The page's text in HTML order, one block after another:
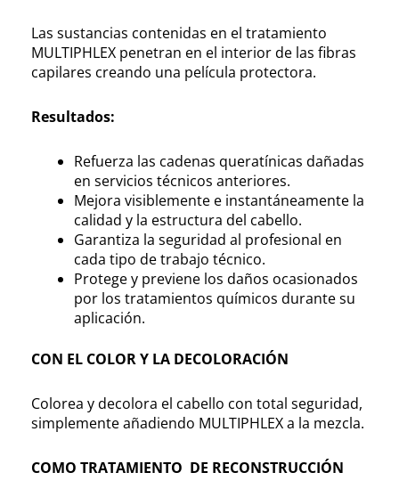
Las sustancias contenidas en el tratamiento
MULTIPHLEX penetran en el interior de las fibras
capilares creando una película protectora.
Resultados:
Refuerza las cadenas queratínicas dañadas
en servicios técnicos anteriores.
Mejora visiblemente e instantáneamente la
calidad y la estructura del cabello.
Garantiza la seguridad al profesional en
cada tipo de trabajo técnico.
Protege y previene los daños ocasionados
por los tratamientos químicos durante su
aplicación.
CON EL COLOR Y LA DECOLORACIÓN
Colorea y decolora el cabello con total seguridad,
simplemente añadiendo MULTIPHLEX a la mezcla.
COMO TRATAMIENTO DE RECONSTRUCCIÓN